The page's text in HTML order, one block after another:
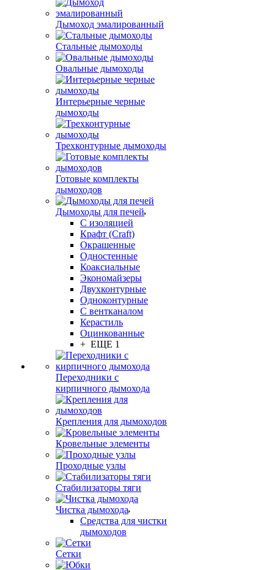
Дымоход эмалированный
Стальные дымоходы
Овальные дымоходы
Интерьерные черные
дымоходы
Трехконтурные дымоходы
Готовые комплекты
дымоходов
Дымоходы для печей
С изоляцией
Крафт (Craft)
Окрашенные
Одностенные
Коаксиальные
Экономайзеры
Двухконтурные
Одноконтурные
С вентканалом
Керастиль
Оцинкованные
+ ЕЩЕ 1
Переходники с
кирпичного дымохода
Крепления для дымоходов
Кровельные элементы
Проходные узлы
Стабилизаторы тяги
Чистка дымохода
Средства для чистки
дымоходов
Сетки